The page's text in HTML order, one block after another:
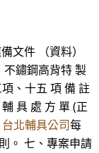
文件 （資料）
不鏽鋼高背特 製
、十五 項 備 註
具 處 方 單 (正
台北輔具公司每
。 七、專案申請